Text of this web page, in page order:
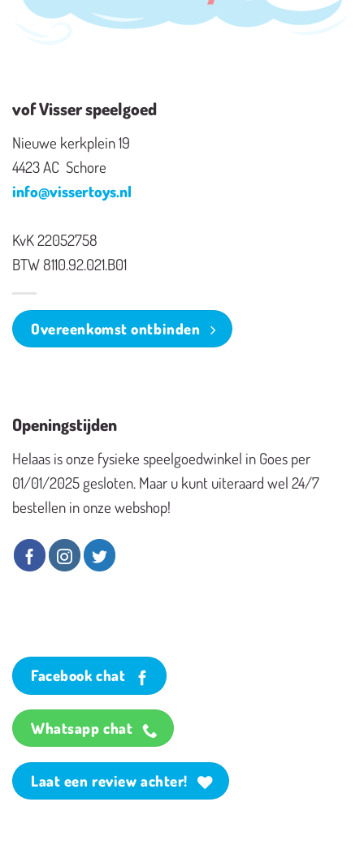
vof Visser speelgoed
Nieuwe kerkplein 19
4423 AC Schore
info@vissertoys.nl
KvK 22052758
BTW 8110.92.021.B01
Overeenkomst ontbinden
Openingstijden
Helaas is onze fysieke speelgoedwinkel in Goes per
01/01/2025 gesloten. Maar u kunt uiteraard wel 24/7
bestellen in onze webshop!
Facebook chat
Whatsapp chat
Laat een review achter!